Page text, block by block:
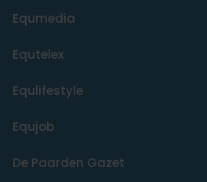
Equmedia
Equtelex
Equlifestyle
Equjob
De Paarden Gazet